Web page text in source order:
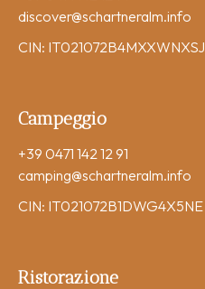
discover@schartneralm.info
CIN: IT021072B4MXXWNXSJ
Campeggio
+39 0471 142 12 91
camping@schartneralm.info
CIN: IT021072B1DWG4X5NE
Ristorazione